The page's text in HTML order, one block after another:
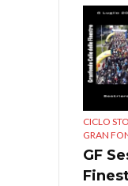
CICLO
GRAN
GF